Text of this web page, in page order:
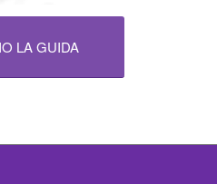
LA GUIDA